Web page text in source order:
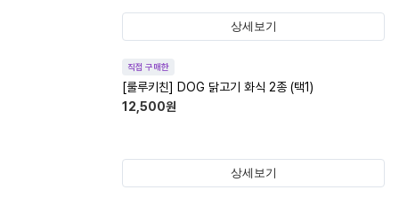
상세보기
직접 구매한
[룰루키친] DOG 닭고기 화식 2종 (택1)
12,500원
상세보기